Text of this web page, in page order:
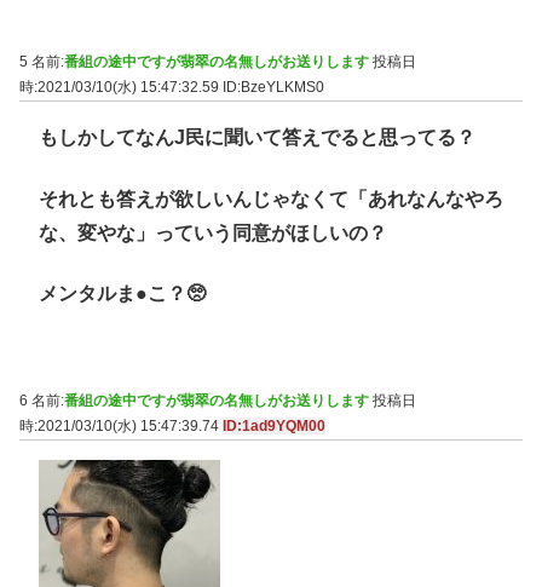
5 名前:番組の途中ですが翡翠の名無しがお送りします 投稿日
時:2021/03/10(水) 15:47:32.59
ID:BzeYLKMS0
もしかしてなんJ民に聞いて答えでると思ってる？
それとも答えが欲しいんじゃなくて「あれなんなやろ
な、変やな」っていう同意がほしいの？
メンタルま●こ？🥺
6 名前:番組の途中ですが翡翠の名無しがお送りします 投稿日
時:2021/03/10(水) 15:47:39.74 ID:1ad9YQM00